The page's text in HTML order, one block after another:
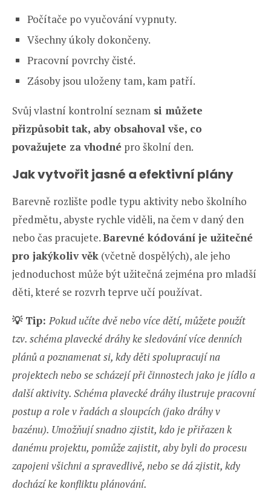
Počítače po vyučování vypnuty.
Všechny úkoly dokončeny.
Pracovní povrchy čisté.
Zásoby jsou uloženy tam, kam patří.
Svůj vlastní kontrolní seznam si můžete
přizpůsobit tak, aby obsahoval vše, co
považujete za vhodné pro školní den.
Jak vytvořit jasné a efektivní plány
Barevně rozlište podle typu aktivity nebo školního
předmětu, abyste rychle viděli, na čem v daný den
nebo čas pracujete.Barevné kódování je užitečné
pro jakýkoliv věk (včetně dospělých), ale jeho
jednoduchost může být užitečná zejména pro mladší
děti, které se rozvrh teprve učí používat.
💡 Tip:Pokud učíte dvě nebo více dětí, můžete použít
tzv. schéma plavecké dráhy ke sledování více denních
plánů a poznamenat si, kdy děti spolupracují na
projektech nebo se scházejí při činnostech jako je jídlo a
další aktivity. Schéma plavecké dráhy ilustruje pracovní
postup a role v řadách a sloupcích (jako dráhy v
bazénu). Umožňují snadno zjistit, kdo je přiřazen k
danému projektu, pomůže zajistit, aby byli do procesu
zapojeni všichni a spravedlivě, nebo se dá zjistit, kdy
dochází ke konfliktu plánování.